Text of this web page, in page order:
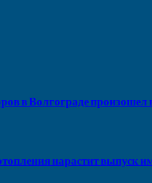
в Волгограде произошел
нарастит